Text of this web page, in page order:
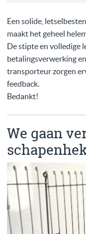
Een solide,
maakt het geheel
De stipte en volledige
betalingsverwerking
transporteur zorgen
feedback.
Bedankt!
We gaan